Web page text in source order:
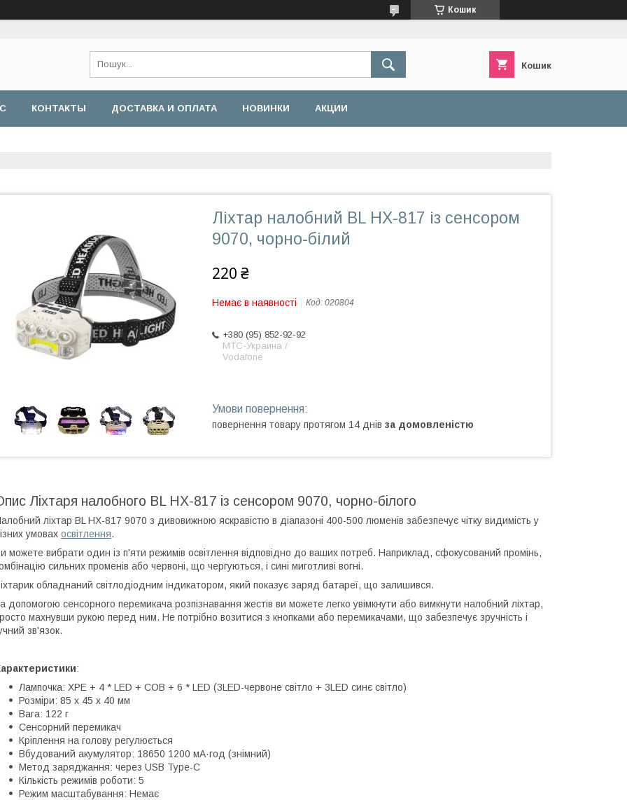
Кошик
Кошик
КОНТАКТЫ ДОСТАВКА И ОПЛАТА НОВИНКИ АКЦИИ
Ліхтар налобний BL HX-817 із сенсором
9070, чорно-білий
220 ₴
Немає в наявності Код: 020804
+380 (95) 852-92-92
МТС-Украина /
Vodafone
повернення товару протягом 14 днів за домовленістю
Ліхтаря налобного BL HX-817 із сенсором 9070, чорно-білого
ліхтар BL HX-817 9070 з дивовижною яскравістю в діапазоні 400-500 люменів забезпечує чітку видимість у
умовах освітлення.
можете вибрати один із п'яти режимів освітлення відповідно до ваших потреб. Наприклад, сфокусований промінь,
сильних променів або червоні, що чергуються, і сині миготливі вогні.
обладнаний світлодіодним індикатором, який показує заряд батареї, що залишився.
допомогою сенсорного перемикача розпізнавання жестів ви можете легко увімкнути або вимкнути налобний ліхтар,
махнувши рукою перед ним. Не потрібно возитися з кнопками або перемикачами, що забезпечує зручність і
зв'язок.
:
Лампочка: XPE + 4 * LED + COB + 6 * LED (3LED-червоне світло + 3LED синє світло)
Розміри: 85 x 45 x 40 мм
Вага: 122 г
Сенсорний перемикач
Кріплення на голову регулюється
Вбудований акумулятор: 18650 1200 мА·год (знімний)
Метод заряджання: через USB Type-C
Кількість режимів роботи: 5
Режим масштабування: Немає